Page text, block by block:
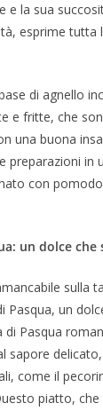
e la sua
esprime tutta
di agnello
e fritte, che
una buona
preparazioni in
con
un dolce
sulla
Pasqua, un
di Pasqua
sapore
come il
piatto,